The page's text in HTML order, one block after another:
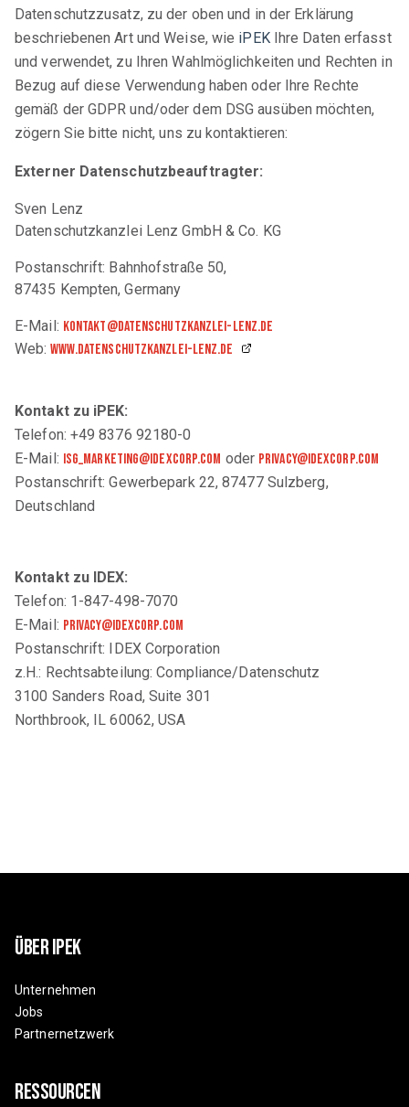
Datenschutzzusatz, zu der oben und in der Erklärung
beschriebenen Art und Weise, wie iPEK Ihre Daten erfasst
und verwendet, zu Ihren Wahlmöglichkeiten und Rechten in
Bezug auf diese Verwendung haben oder Ihre Rechte
gemäß der GDPR und/oder dem DSG ausüben möchten,
zögern Sie bitte nicht, uns zu kontaktieren:
Externer Datenschutzbeauftragter:
Sven Lenz
Datenschutzkanzlei Lenz GmbH & Co. KG
Postanschrift: Bahnhofstraße 50,
87435 Kempten, Germany
E-Mail: kontakt@datenschutzkanzlei-lenz.de
Web: www.datenschutzkanzlei-lenz.de
Kontakt zu iPEK:
Telefon: +49 8376 92180-0
E-Mail: isg_marketing@idexcorp.com oder privacy@IDEXcorp.com
Postanschrift: Gewerbepark 22, 87477 Sulzberg,
Deutschland
Kontakt zu IDEX:
Telefon: 1-847-498-7070
E-Mail: privacy@IDEXcorp.com
Postanschrift: IDEX Corporation
z.H.: Rechtsabteilung: Compliance/Datenschutz
3100 Sanders Road, Suite 301
Northbrook, IL 60062, USA
Über Ipek
Unternehmen
Jobs
Partnernetzwerk
Ressourcen